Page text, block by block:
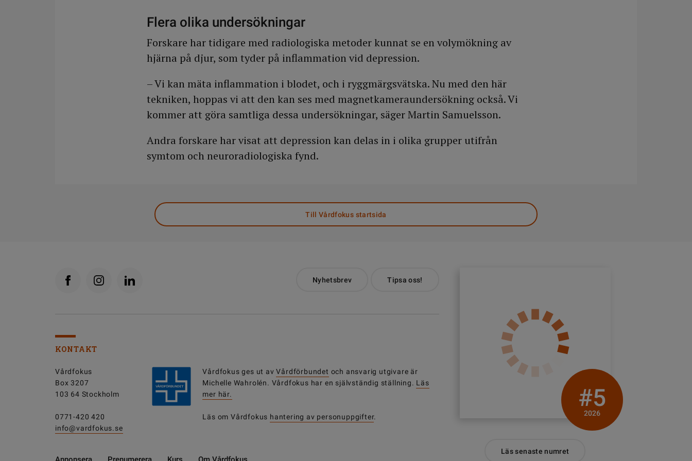
Flera olika undersökningar
Forskare har tidigare med radiologiska metoder kunnat se en volymökning av
hjärna på djur, som tyder på inflammation vid depression.
– Vi kan mäta inflammation i blodet, och i ryggmärgsvätska. Nu med den här
tekniken, hoppas vi att den kan ses med magnetkameraundersökning också. Vi
kommer att göra samtliga dessa undersökningar, säger Martin Samuelsson.
Andra forskare har visat att depression kan delas in i olika grupper utifrån
symtom och neuroradiologiska fynd.
Till Vårdfokus startsida
Nyhetsbrev Tipsa oss!
KONTAKT
Vårdfokus
Box 3207
103 64 Stockholm
0771-420 420
info@vardfokus.se
Vårdfokus ges ut avVårdförbundet och ansvarig utgivare är
Michelle Wahrolén. Vårdfokus har en självständig ställning. Läs
mer här.
Läs om Vårdfokus hantering av personuppgifter.
#5
2026
Läs senaste numret